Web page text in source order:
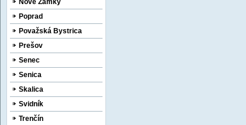
Nové Zámky
Poprad
Považská Bystrica
Prešov
Senec
Senica
Skalica
Svidník
Trenčín